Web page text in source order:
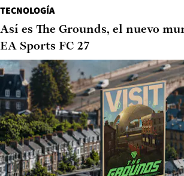
TECNOLOGÍA
Así es The Grounds, el nuevo
EA Sports FC 27